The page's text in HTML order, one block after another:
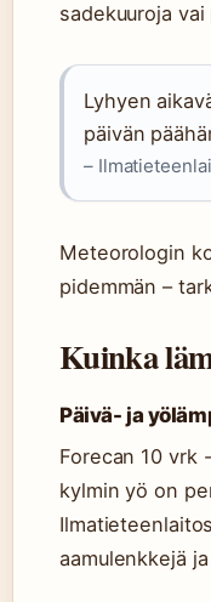
sadekuuroja vai
Lyhyen
päivän
–
Meteorologin
pidemmän –
Kuinka
Päivä- ja
Forecan 10 vrk
kylmin yö on
aamulenkkejä